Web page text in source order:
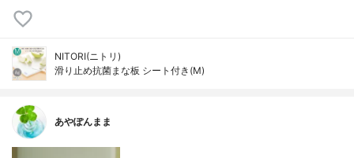
NITORI(ニトリ)
滑り止め抗菌まな板 シート付き(M)
あやぽんまま